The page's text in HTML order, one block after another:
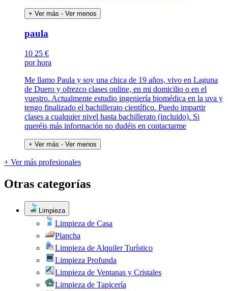
+ Ver más - Ver menos
paula
10 25 €
por hora
Me llamo Paula y soy una chica de 19 años, vivo en Laguna
de Duero y ofrezco clases online, en mi domicilio o en el
vuestro. Actualmente estudio ingeniería biomédica en la uva y
tengo finalizado el bachillerato científico. Puedo impartir
clases a cualquier nivel hasta bachillerato (incluido). Si
queréis más información no dudéis en contactarme
+ Ver más - Ver menos
+ Ver más profesionales
Otras categorías
Limpieza
Limpieza de Casa
Plancha
Limpieza de Alquiler Turístico
Limpieza Profunda
Limpieza de Ventanas y Cristales
Limpieza de Tapicería